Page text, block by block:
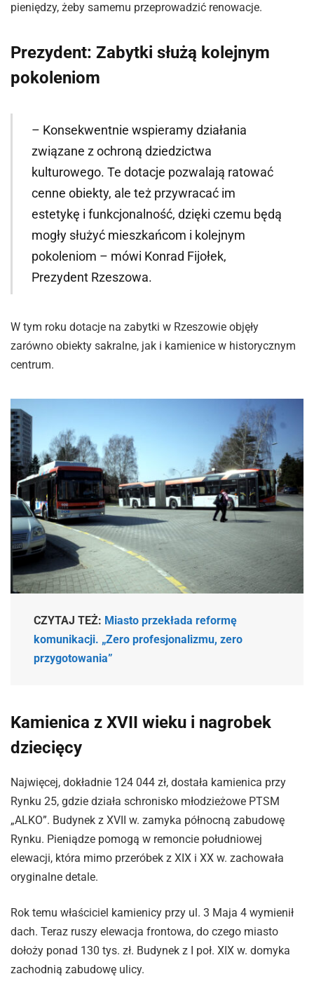
pieniędzy, żeby samemu przeprowadzić renowacje.
Prezydent: Zabytki służą kolejnym
pokoleniom
– Konsekwentnie wspieramy działania
związane z ochroną dziedzictwa
kulturowego. Te dotacje pozwalają ratować
cenne obiekty, ale też przywracać im
estetykę i funkcjonalność, dzięki czemu będą
mogły służyć mieszkańcom i kolejnym
pokoleniom – mówi Konrad Fijołek,
Prezydent Rzeszowa.
W tym roku dotacje na zabytki w Rzeszowie objęły
zarówno obiekty sakralne, jak i kamienice w historycznym
centrum.
CZYTAJ TEŻ: Miasto przekłada reformę
komunikacji. „Zero profesjonalizmu, zero
przygotowania”
Kamienica z XVII wieku i nagrobek
dziecięcy
Najwięcej, dokładnie 124 044 zł, dostała kamienica przy
Rynku 25, gdzie działa schronisko młodzieżowe PTSM
„ALKO”. Budynek z XVII w. zamyka północną zabudowę
Rynku. Pieniądze pomogą w remoncie południowej
elewacji, która mimo przeróbek z XIX i XX w. zachowała
oryginalne detale.
Rok temu właściciel kamienicy przy ul. 3 Maja 4 wymienił
dach. Teraz ruszy elewacja frontowa, do czego miasto
dołoży ponad 130 tys. zł. Budynek z I poł. XIX w. domyka
zachodnią zabudowę ulicy.